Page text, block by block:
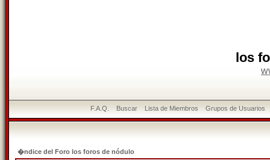
los
F.A.Q. Buscar Lista de Miembros Grupos de Usuarios
�ndice del Foro los foros de nódulo